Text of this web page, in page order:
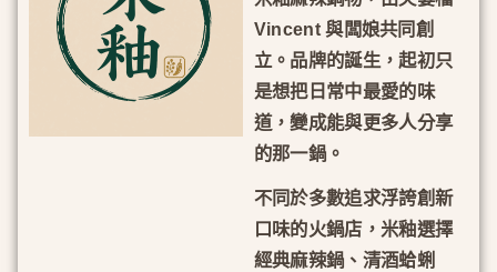
Vincent 與闆娘共同創
立。品牌的誕生，起初只
是想把日常中最愛的味
道，變成能與更多人分享
的那一鍋。
不同於多數追求浮誇創新
口味的火鍋店，米釉選擇
經典麻辣鍋、清酒蛤蜊